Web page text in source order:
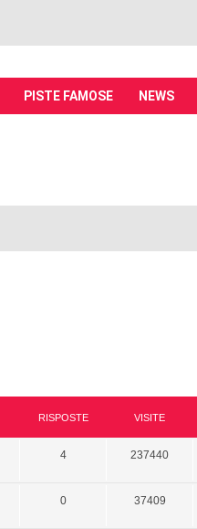
PISTE FAMOSE NEWS
RISPOSTE VISITE
4 237440
0 37409